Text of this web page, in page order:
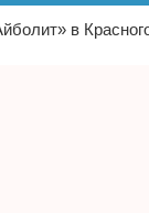
в